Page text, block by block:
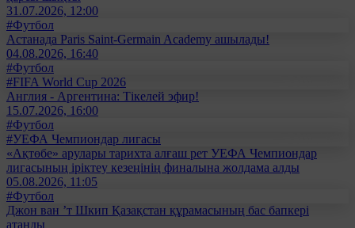
31.07.2026, 12:00
#Футбол
Астанада Paris Saint-Germain Academy ашылады!
04.08.2026, 16:40
#Футбол
#FIFA World Cup 2026
Англия - Аргентина: Тікелей эфир!
15.07.2026, 16:00
#Футбол
#УЕФА Чемпиондар лигасы
«Ақтөбе» арулары тарихта алғаш рет УЕФА Чемпиондар
лигасының іріктеу кезеңінің финалына жолдама алды
05.08.2026, 11:05
#Футбол
Джон ван ’т Шкип Қазақстан құрамасының бас бапкері
атанды